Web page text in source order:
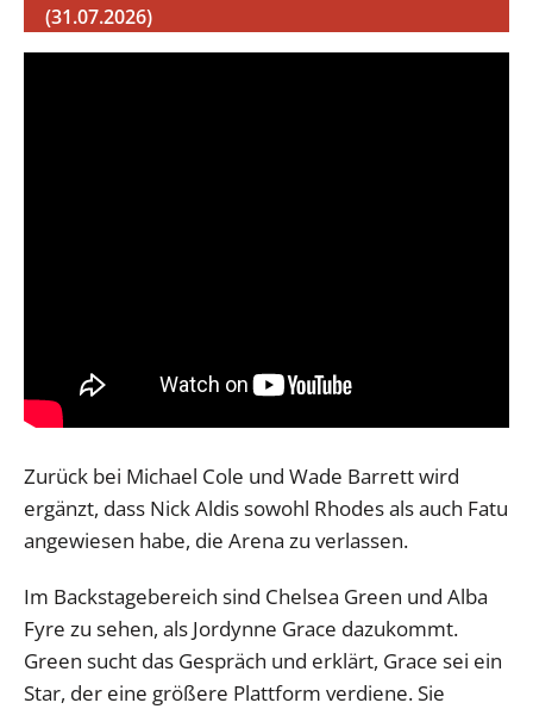
(31.07.2026)
Zurück bei Michael Cole und Wade Barrett wird
ergänzt, dass Nick Aldis sowohl Rhodes als auch Fatu
angewiesen habe, die Arena zu verlassen.
Im Backstagebereich sind Chelsea Green und Alba
Fyre zu sehen, als Jordynne Grace dazukommt.
Green sucht das Gespräch und erklärt, Grace sei ein
Star, der eine größere Plattform verdiene. Sie